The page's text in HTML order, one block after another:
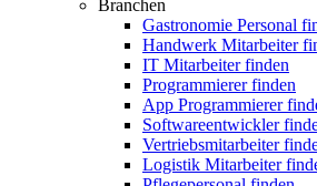
Branchen
Gastronomie Personal
Handwerk Mitarbeiter
IT Mitarbeiter finden
Programmierer finden
App Programmierer
Softwareentwickler
Vertriebsmitarbeiter
Logistik Mitarbeiter